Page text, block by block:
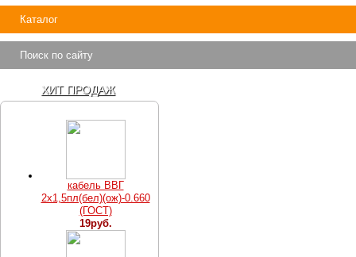
Каталог
Поиск по сайту
ХИТ ПРОДАЖ
кабель ВВГ
2х1,5пл(бел)(ож)-0.660
(ГОСТ)
19руб.